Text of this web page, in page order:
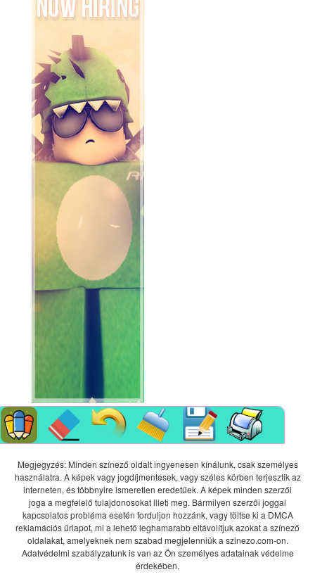
Megjegyzés: Minden színező oldalt ingyenesen kínálunk, csak személyes
használatra. A képek vagy jogdíjmentesek, vagy széles körben terjesztik az
interneten, és többnyire ismeretlen eredetűek. A képek minden szerzői
joga a megfelelő tulajdonosokat illeti meg. Bármilyen szerzői joggal
kapcsolatos probléma esetén forduljon hozzánk, vagy töltse ki a DMCA
reklamációs űrlapot, mi a lehető leghamarabb eltávolítjuk azokat a színező
oldalakat, amelyeknek nem szabad megjelenniük a szinezo.com-on.
Adatvédelmi szabályzatunk is van az Ön személyes adatainak védelme
érdekében.